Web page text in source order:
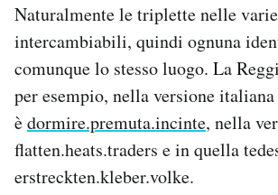
Naturalmente le triplette nelle
intercambiabili, quindi ognuna
comunque lo stesso luogo. La
per esempio, nella versione
èdormire.premuta.incinte, nella
flatten.heats.traders e in quella
erstreckten.kleber.volke.